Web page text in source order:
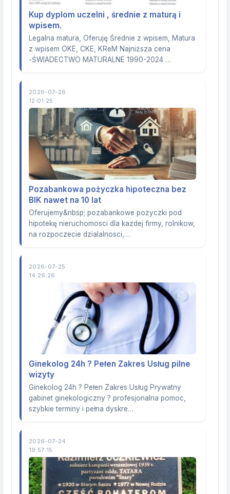
Kup dyplom uczelni , średnie z maturą i
wpisem.
Legalna matura, Oferuję Średnie z wpisem, Matura
z wpisem OKE, CKE, KReM Najniższa cena
-ŚWIADECTWO MATURALNE 1990-2024 …
2026-07-26
12:01:25
Pozabankowa pożyczka hipoteczna bez
BIK nawet na 10 lat
Oferujemy&nbsp; pozabankowe pożyczki pod
hipotekę nieruchomosci dla kazdej firmy, rolnikow,
na rozpoczecie dzialalnosci,…
2026-07-25
14:26:26
Ginekolog 24h ? Pełen Zakres Usług pilne
wizyty
Ginekolog 24h ? Pełen Zakres Usług Prywatny
gabinet ginekologiczny ? profesjonalna pomoc,
szybkie terminy i pełna dyskre…
2026-07-24
19:57:15